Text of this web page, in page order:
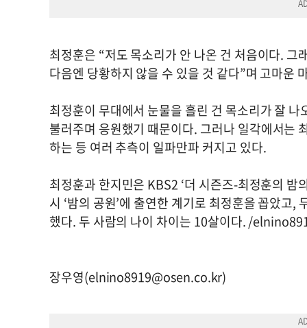
최정훈은 “저도 목소리가 안 나온 건 처음이다.
다음엔 당황하지 않을 수 있을 것 같다”며 고마운
최정훈이 무대에서 눈물을 흘린 건 목소리가 잘
불러주며 응원했기 때문이다. 그러나 일각에서는
하는 등 여러 추측이 일파만파 커지고 있다.
최정훈과 한지민은 KBS2 ‘더 시즌즈-최정훈의
시 ‘밤의 공원’에 출연한 계기로 최정훈을 꼽았고
했다. 두 사람의 나이 차이는 10살이다. /
장우영(elnino8919@osen.co.kr)